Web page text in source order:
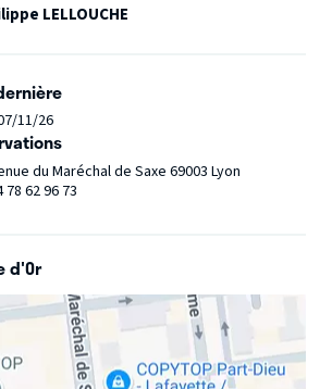
des Français enfin au théâtre dans une
LELLOUCHE
11/26
du Maréchal de Saxe 69003 Lyon
62 96 73
d'Or